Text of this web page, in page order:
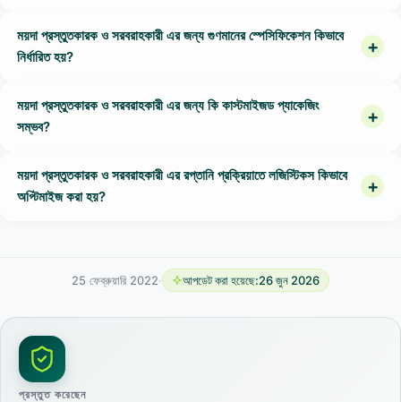
ময়দা প্রস্তুতকারক ও সরবরাহকারী এর জন্য গুণমানের স্পেসিফিকেশন কিভাবে
নির্ধারিত হয়?
ময়দা প্রস্তুতকারক ও সরবরাহকারী এর জন্য কি কাস্টমাইজড প্যাকেজিং
সম্ভব?
ময়দা প্রস্তুতকারক ও সরবরাহকারী এর রপ্তানি প্রক্রিয়াতে লজিস্টিকস কিভাবে
অপ্টিমাইজ করা হয়?
25 ফেব্রুয়ারি 2022· আপডেট করা হয়েছে:26 জুন 2026
প্রস্তুত করেছেন